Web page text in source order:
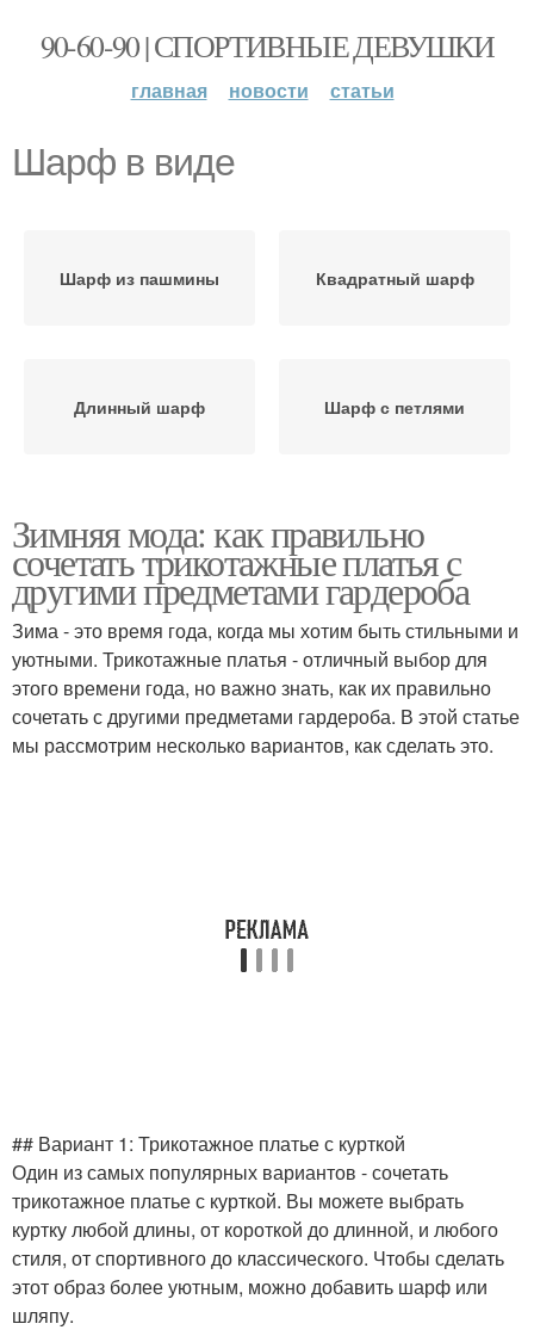
90-60-90 | СПОРТИВНЫЕ ДЕВУШКИ
главная новости статьи
Шарф в виде
Шарф из пашмины Квадратный шарф
Длинный шарф Шарф с петлями
Зимняя мода: как правильно
сочетать трикотажные платья с
другими предметами гардероба
Зима - это время года, когда мы хотим быть стильными и
уютными. Трикотажные платья - отличный выбор для
этого времени года, но важно знать, как их правильно
сочетать с другими предметами гардероба. В этой статье
мы рассмотрим несколько вариантов, как сделать это.
## Вариант 1: Трикотажное платье с курткой
Один из самых популярных вариантов - сочетать
трикотажное платье с курткой. Вы можете выбрать
куртку любой длины, от короткой до длинной, и любого
стиля, от спортивного до классического. Чтобы сделать
этот образ более уютным, можно добавить шарф или
шляпу.